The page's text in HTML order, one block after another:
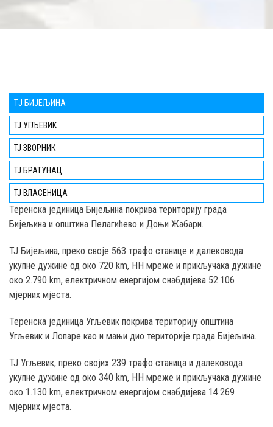
TЈ БИЈЕЉИНА
ТЈ УГЉЕВИК
ТЈ ЗВОРНИК
ТЈ БРАТУНАЦ
ТЈ ВЛАСЕНИЦА
Teренска јединица Бијељина покрива територију града
Бијељина и општина Пелагићево и Доњи Жабари.
ТЈ Бијељина, преко својe 563 трафо станице и далековода
укупне дужине од око 720 km, НН мреже и прикључака дужине
око 2.790 km, електричном енергијом снабдијева 52.106
мјерних мјеста.
Теренска јединица Угљевик покрива територију општина
Угљевик и Лопаре као и мањи дио територије градa Бијељина.
ТЈ Угљевик, преко својих 239 трафо станица и далековода
укупне дужине од око 340 km, НН мреже и прикључака дужине
око 1.130 km, електричном енергијом снабдијева 14.269
мјерних мјеста.